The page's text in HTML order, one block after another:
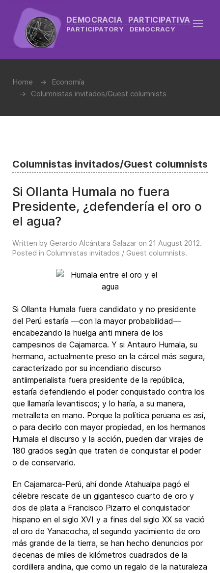
DEMOCRACIA PARTICIPATIVA
PARTICIPATORY DEMOCRACY
Home
Economía
Columnistas invitados/Guest columnists
Columnistas invitados/Guest columnists
Si Ollanta Humala no fuera
Presidente, ¿defendería el oro o
el agua?
Written by Gerardo Alcántara Salazar on 21 August 2012.
Posted in Columnistas invitados / Guest columnists.
Si Ollanta Humala fuera candidato y no presidente
del Perú estaría ―con la mayor probabilidad―
encabezando la huelga anti minera de los
campesinos de Cajamarca. Y si Antauro Humala, su
hermano, actualmente preso en la cárcel más segura,
caracterizado por su incendiario discurso
antiimperialista fuera presidente de la república,
estaría defendiendo el poder conquistado contra los
que llamaría levantiscos; y lo haría, a su manera,
metralleta en mano. Porque la política peruana es así,
o para decirlo con mayor propiedad, en los hermanos
Humala el discurso y la acción, pueden dar virajes de
180 grados según que traten de conquistar el poder
o de conservarlo.
En Cajamarca-Perú, ahí donde Atahualpa pagó el
célebre rescate de un gigantesco cuarto de oro y
dos de plata a Francisco Pizarro el conquistador
hispano en el siglo XVI y a fines del siglo XX se vació
el oro de Yanacocha, el segundo yacimiento de oro
más grande de la tierra, se han hecho denuncios por
decenas de miles de kilómetros cuadrados de la
cordillera andina, que como un regalo de la naturaleza